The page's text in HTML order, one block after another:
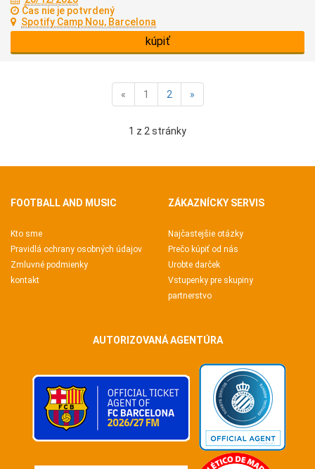
Čas nie je potvrdený
Spotify Camp Nou, Barcelona
kúpiť
« 1 2 »
1 z 2 stránky
FOOTBALL AND MUSIC
Kto sme
Pravidlá ochrany osobných údajov
Zmluvné podmienky
kontakt
ZÁKAZNÍCKY SERVIS
Najčastejšie otázky
Prečo kúpiť od nás
Urobte darček
Vstupenky pre skupiny
partnerstvo
AUTORIZOVANÁ AGENTÚRA